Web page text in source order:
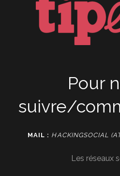
Pour
suivre/
MAIL : HACKINGSOCIAL
Les réseaux